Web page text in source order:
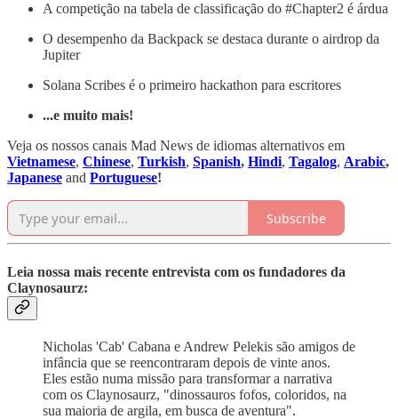
A competição na tabela de classificação do #Chapter2 é árdua
O desempenho da Backpack se destaca durante o airdrop da
Jupiter
Solana Scribes é o primeiro hackathon para escritores
...e muito mais!
Veja os nossos canais Mad News de idiomas alternativos em
Vietnamese, Chinese, Turkish, Spanish, Hindi, Tagalog, Arabic,
Japanese and Portuguese!
Subscribe
Leia nossa mais recente entrevista com os fundadores da
Claynosaurz:
Nicholas 'Cab' Cabana e Andrew Pelekis são amigos de
infância que se reencontraram depois de vinte anos.
Eles estão numa missão para transformar a narrativa
com os Claynosaurz, "dinossauros fofos, coloridos, na
sua maioria de argila, em busca de aventura".